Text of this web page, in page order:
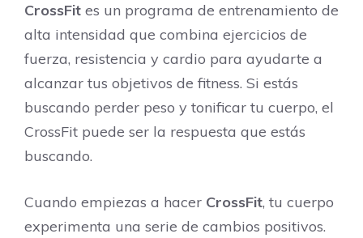
CrossFit es un programa de entrenamiento de
alta intensidad que combina ejercicios de
fuerza, resistencia y cardio para ayudarte a
alcanzar tus objetivos de fitness. Si estás
buscando perder peso y tonificar tu cuerpo, el
CrossFit puede ser la respuesta que estás
buscando.
Cuando empiezas a hacer CrossFit, tu cuerpo
experimenta una serie de cambios positivos.